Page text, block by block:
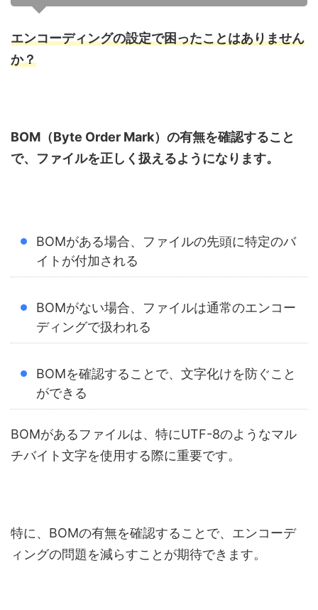
エンコーディングの設定で困ったことはありません
か？
BOM（Byte Order Mark）の有無を確認すること
で、ファイルを正しく扱えるようになります。
BOMがある場合、ファイルの先頭に特定のバ
イトが付加される
BOMがない場合、ファイルは通常のエンコー
ディングで扱われる
BOMを確認することで、文字化けを防ぐこと
ができる
BOMがあるファイルは、特にUTF-8のようなマル
チバイト文字を使用する際に重要です。
特に、BOMの有無を確認することで、エンコーデ
ィングの問題を減らすことが期待できます。